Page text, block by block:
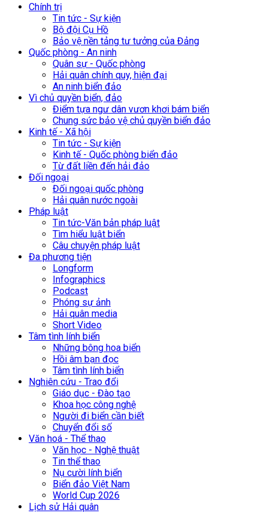
Chính trị
Tin tức - Sự kiện
Bộ đội Cụ Hồ
Bảo vệ nền tảng tư tưởng của Đảng
Quốc phòng - An ninh
Quân sự - Quốc phòng
Hải quân chính quy, hiện đại
An ninh biển đảo
Vì chủ quyền biển, đảo
Điểm tựa ngư dân vươn khơi bám biển
Chung sức bảo vệ chủ quyền biển đảo
Kinh tế - Xã hội
Tin tức - Sự kiện
Kinh tế - Quốc phòng biển đảo
Từ đất liền đến hải đảo
Đối ngoại
Đối ngoại quốc phòng
Hải quân nước ngoài
Pháp luật
Tin tức-Văn bản pháp luật
Tìm hiểu luật biển
Câu chuyện pháp luật
Đa phương tiện
Longform
Infographics
Podcast
Phóng sự ảnh
Hải quân media
Short Video
Tâm tình lính biển
Những bông hoa biển
Hồi âm bạn đọc
Tâm tình lính biển
Nghiên cứu - Trao đổi
Giáo dục - Đào tạo
Khoa học công nghệ
Người đi biển cần biết
Chuyển đổi số
Văn hoá - Thể thao
Văn học - Nghệ thuật
Tin thể thao
Nụ cười lính biển
Biển đảo Việt Nam
World Cup 2026
Lịch sử Hải quân